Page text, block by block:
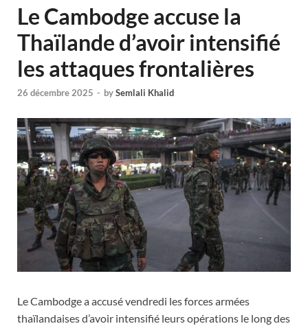
Le Cambodge accuse la
Thaïlande d’avoir intensifié
les attaques frontalières
26 décembre 2025 - bySemlali Khalid
Le Cambodge a accusé vendredi les forces armées
thaïlandaises d’avoir intensifié leurs opérations le long des